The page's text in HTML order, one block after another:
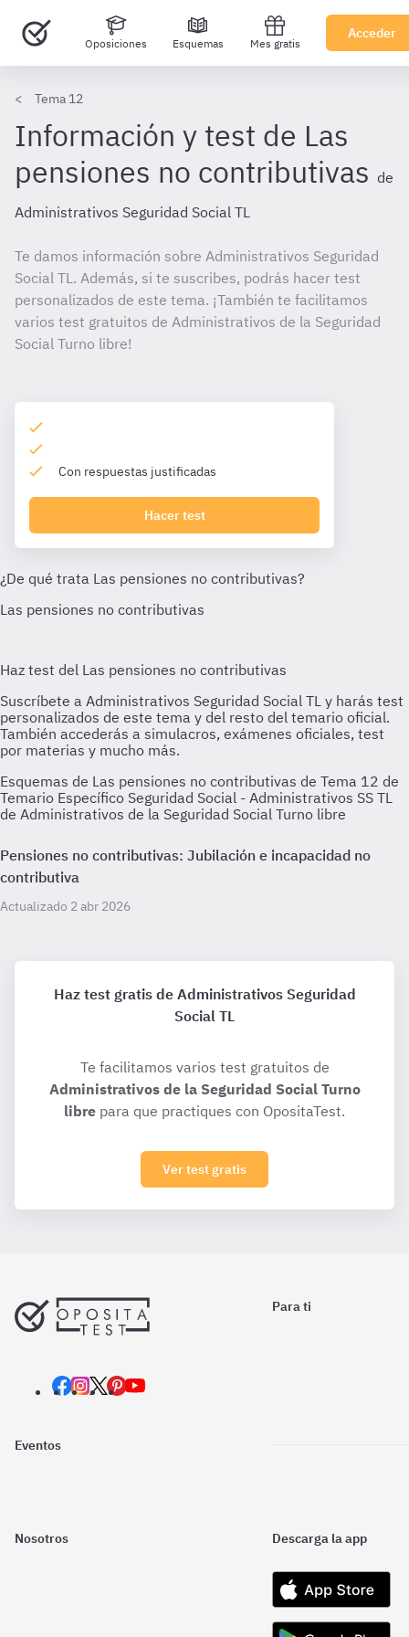
Oposiciones Esquemas Mes gratis
Acceder
Tema 12
Información y test de Las
pensiones no contributivas de
Administrativos Seguridad Social TL
Te damos información sobre Administrativos Seguridad
Social TL. Además, si te suscribes, podrás hacer test
personalizados de este tema. ¡También te facilitamos
varios test gratuitos de Administrativos de la Seguridad
Social Turno libre!
Con respuestas justificadas
Hacer test
Esquemas de Las pensiones no contributivas de Tema 12 de
Temario Específico Seguridad Social - Administrativos SS TL
de Administrativos de la Seguridad Social Turno libre
Pensiones no contributivas: Jubilación e incapacidad no
contributiva
Actualizado 2 abr 2026
Haz test gratis de Administrativos Seguridad
Social TL
Te facilitamos varios test gratuitos de
Administrativos de la Seguridad Social Turno
libre para que practiques con OpositaTest.
Ver test gratis
Para ti
Eventos
Nosotros Descarga la app